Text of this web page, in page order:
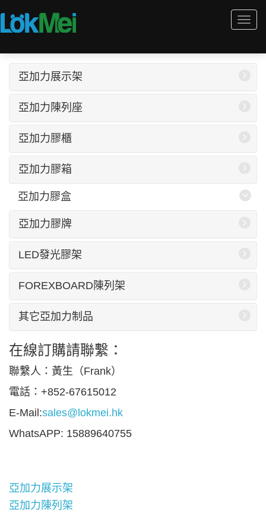
亞加力展示架
亞加力陳列座
亞加力膠櫃
亞加力膠箱
亞加力膠盒
亞加力膠牌
LED發光膠架
FOREXBOARD陳列架
其它亞加力制品
在線訂購請聯繫：
聯繫人：黃生（Frank）
電話：+852-67615012
E-Mail:sales@lokmei.hk
WhatsAPP: 15889640755
亞加力展示架
亞加力陳列架